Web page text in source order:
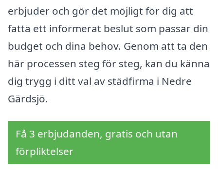
erbjuder och gör det möjligt för dig att
fatta ett informerat beslut som passar din
budget och dina behov. Genom att ta den
här processen steg för steg, kan du känna
dig trygg i ditt val av städfirma i Nedre
Gärdsjö.
Få 3 erbjudanden, gratis och utan
förpliktelser